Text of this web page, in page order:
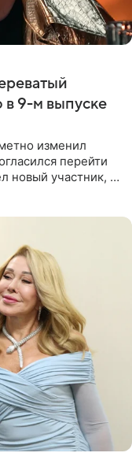
9-м выпуске
изменил
перейти
новый участник, а